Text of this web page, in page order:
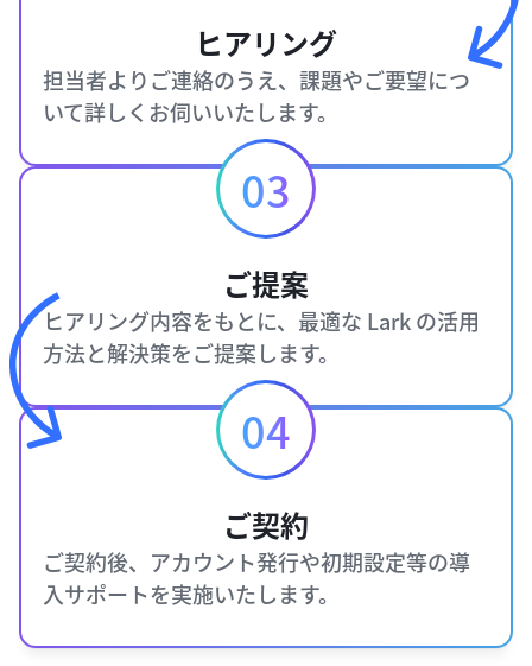
ヒアリング
担当者よりご連絡のうえ、課題やご要望につ
いて詳しくお伺いいたします。
03
ご提案
ヒアリング内容をもとに、最適な Lark の活用
方法と解決策をご提案します。
04
ご契約
ご契約後、アカウント発行や初期設定等の導
入サポートを実施いたします。